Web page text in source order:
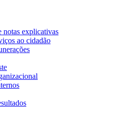
notas explicativas
ao cidadão